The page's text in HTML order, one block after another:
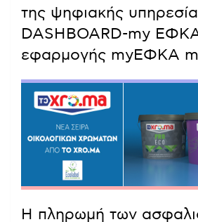
της ψηφιακής
DASHBOARD-my
εφαρμογής myΕΦΚΑ
Η πληρωμή των